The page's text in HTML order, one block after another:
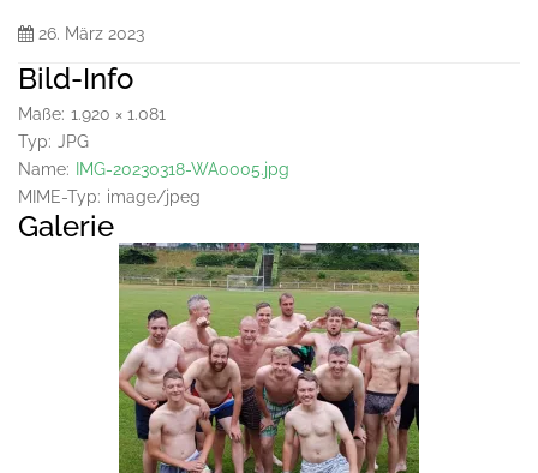
26. März 2023
Bild-Info
Maße: 1.920 × 1.081
Typ: JPG
Name:
IMG-20230318-WA0005.jpg
MIME-Typ: image/jpeg
Galerie